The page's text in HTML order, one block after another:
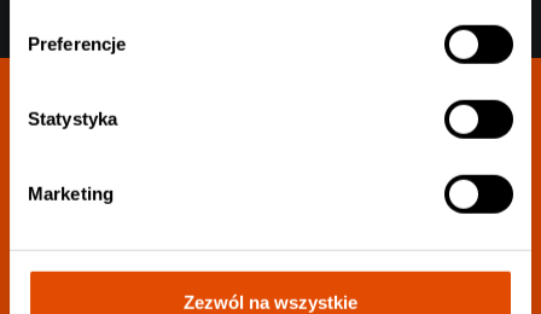
Preferencje
Statystyka
Marketing
Zezwól na wszystkie
Dołącz do
newslettera: